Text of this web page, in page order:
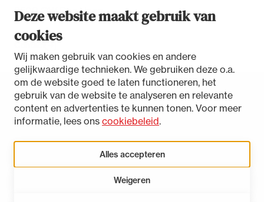
Deze website maakt gebruik van
cookies
Wij maken gebruik van cookies en andere
gelijkwaardige technieken. We gebruiken deze o.a.
om de website goed te laten functioneren, het
gebruik van de website te analyseren en relevante
content en advertenties te kunnen tonen. Voor meer
informatie, lees ons cookiebeleid.
Alles accepteren
Weigeren
2500 GW Den Haag
Toegankelijkheidsverklaring
Disclaimer